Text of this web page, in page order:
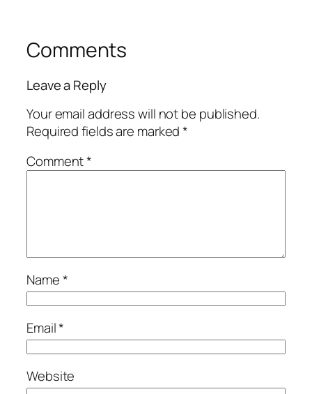
Comments
Leave a Reply
Your email address will not be published.
Required fields are marked*
Comment*
Name*
Email*
Website